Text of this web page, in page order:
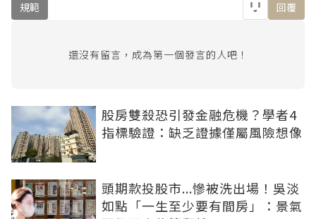
規範 回覆
還沒有留言，成為第一個發言的人吧！
股房雙殺恐引發金融危機？學者4
指標驗證：缺乏證據僅屬風險想像
頭期款投股市...慘被洗出場！吳淡
如點「一生至少要有間房」：景氣